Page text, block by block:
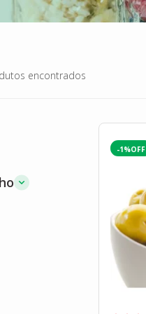
encontrados
-1%